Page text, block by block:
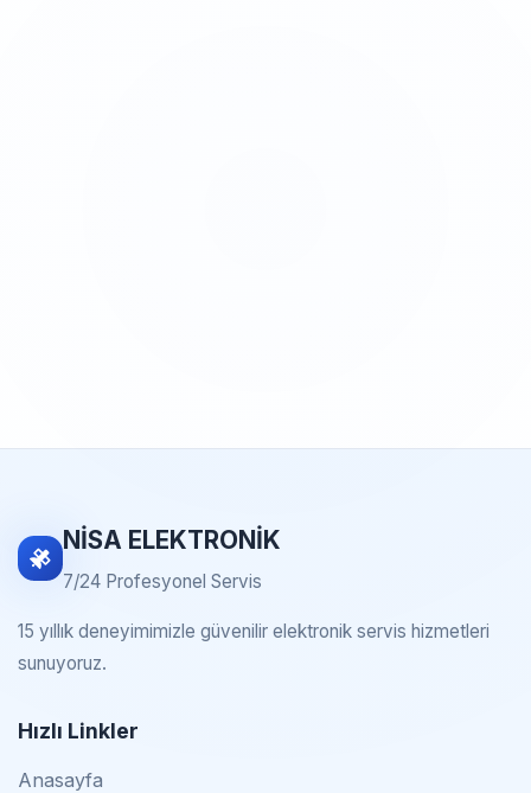
NİSA ELEKTRONİK
7/24 Profesyonel Servis
15 yıllık deneyimimizle güvenilir elektronik servis hizmetleri
sunuyoruz.
Hızlı Linkler
Anasayfa